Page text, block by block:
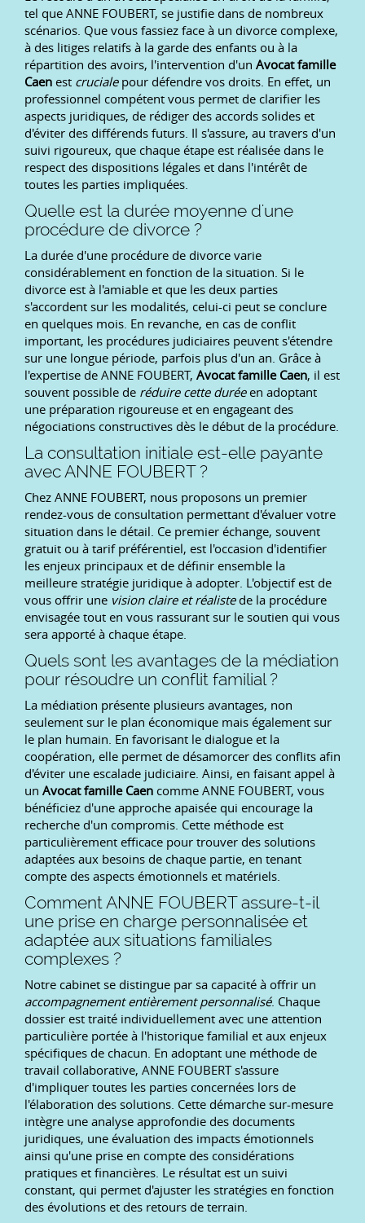
tel que ANNE FOUBERT, se justifie dans de nombreux
scénarios. Que vous fassiez face à un divorce complexe,
à des litiges relatifs à la garde des enfants ou à la
répartition des avoirs, l'intervention d'un Avocat famille
Caen est crucialepour défendre vos droits. En effet, un
professionnel compétent vous permet de clarifier les
aspects juridiques, de rédiger des accords solides et
d'éviter des différends futurs. Il s'assure, au travers d'un
suivi rigoureux, que chaque étape est réalisée dans le
respect des dispositions légales et dans l'intérêt de
toutes les parties impliquées.
Quelle est la durée moyenne d'une
procédure de divorce ?
La durée d'une procédure de divorce varie
considérablement en fonction de la situation. Si le
divorce est à l'amiable et que les deux parties
s'accordent sur les modalités, celui-ci peut se conclure
en quelques mois. En revanche, en cas de conflit
important, les procédures judiciaires peuvent s'étendre
sur une longue période, parfois plus d'un an. Grâce à
l'expertise de ANNE FOUBERT, Avocat famille Caen, il est
souvent possible de réduire cette duréeen adoptant
une préparation rigoureuse et en engageant des
négociations constructives dès le début de la procédure.
La consultation initiale est-elle payante
avec ANNE FOUBERT ?
Chez ANNE FOUBERT, nous proposons un premier
rendez-vous de consultation permettant d'évaluer votre
situation dans le détail. Ce premier échange, souvent
gratuit ou à tarif préférentiel, est l'occasion d'identifier
les enjeux principaux et de définir ensemble la
meilleure stratégie juridique à adopter. L'objectif est de
vous offrir une vision claire et réalistede la procédure
envisagée tout en vous rassurant sur le soutien qui vous
sera apporté à chaque étape.
Quels sont les avantages de la médiation
pour résoudre un conflit familial ?
La médiation présente plusieurs avantages, non
seulement sur le plan économique mais également sur
le plan humain. En favorisant le dialogue et la
coopération, elle permet de désamorcer des conflits afin
d'éviter une escalade judiciaire. Ainsi, en faisant appel à
un Avocat famille Caen comme ANNE FOUBERT, vous
bénéficiez d'une approche apaisée qui encourage la
recherche d'un compromis. Cette méthode est
particulièrement efficace pour trouver des solutions
adaptées aux besoins de chaque partie, en tenant
compte des aspects émotionnels et matériels.
Comment ANNE FOUBERT assure-t-il
une prise en charge personnalisée et
adaptée aux situations familiales
complexes ?
Notre cabinet se distingue par sa capacité à offrir un
accompagnement entièrement personnalisé. Chaque
dossier est traité individuellement avec une attention
particulière portée à l'historique familial et aux enjeux
spécifiques de chacun. En adoptant une méthode de
travail collaborative, ANNE FOUBERT s'assure
d'impliquer toutes les parties concernées lors de
l'élaboration des solutions. Cette démarche sur-mesure
intègre une analyse approfondie des documents
juridiques, une évaluation des impacts émotionnels
ainsi qu'une prise en compte des considérations
pratiques et financières. Le résultat est un suivi
constant, qui permet d'ajuster les stratégies en fonction
des évolutions et des retours de terrain.